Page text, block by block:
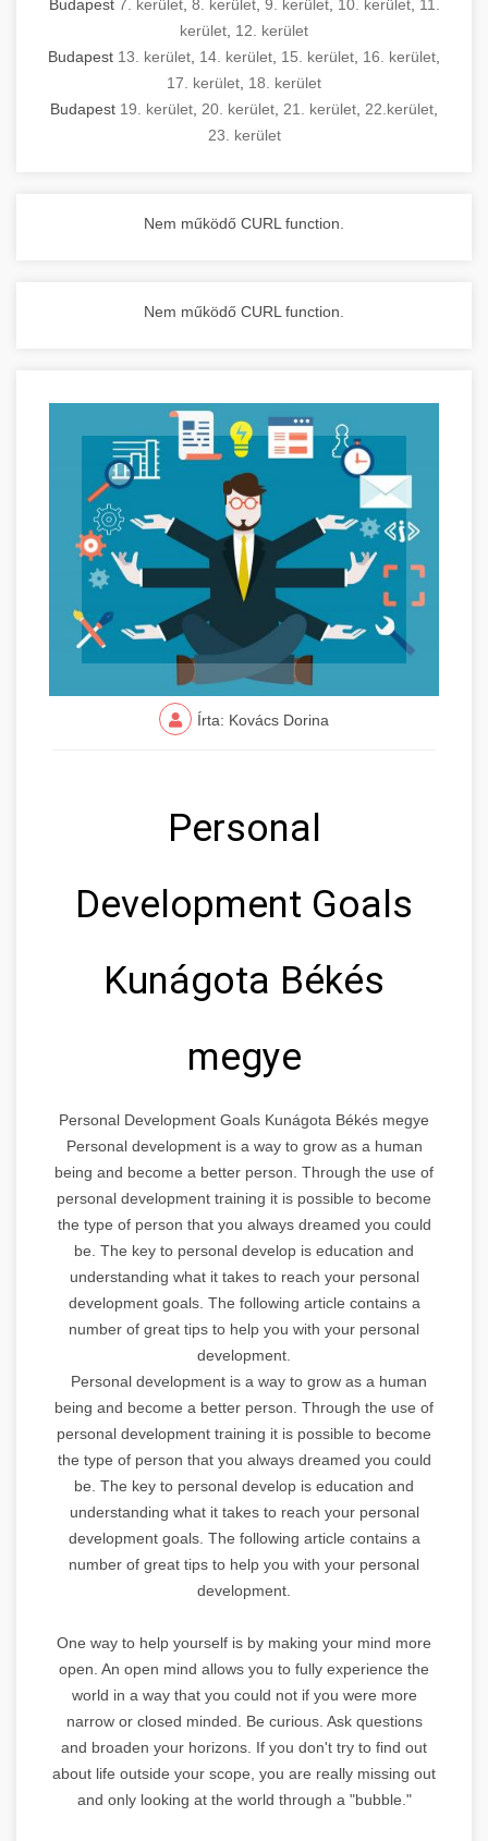
Budapest 7. kerület, 8. kerület, 9. kerület, 10. kerület, 11.
kerület 12. kerület
Budapest 13. kerület 14. kerület 15. kerület 16. kerület
17. kerület 18. kerület
Budapest 19. kerület 20. kerület 21. kerület 22.kerület
23. kerület
Nem működő CURL function.
Nem működő CURL function.
Írta: Kovács Dorina
Personal
Development Goals
Kunágota Békés
megye
Personal Development Goals Kunágota Békés megye
Personal development is a way to grow as a human
being and become a better person. Through the use of
personal development training it is possible to become
the type of person that you always dreamed you could
be. The key to personal develop is education and
understanding what it takes to reach your personal
development goals. The following article contains a
number of great tips to help you with your personal
development.
Personal development is a way to grow as a human
being and become a better person. Through the use of
personal development training it is possible to become
the type of person that you always dreamed you could
be. The key to personal develop is education and
understanding what it takes to reach your personal
development goals. The following article contains a
number of great tips to help you with your personal
development.
One way to help yourself is by making your mind more
open. An open mind allows you to fully experience the
world in a way that you could not if you were more
narrow or closed minded. Be curious. Ask questions
and broaden your horizons. If you don't try to find out
about life outside your scope, you are really missing out
and only looking at the world through a "bubble."